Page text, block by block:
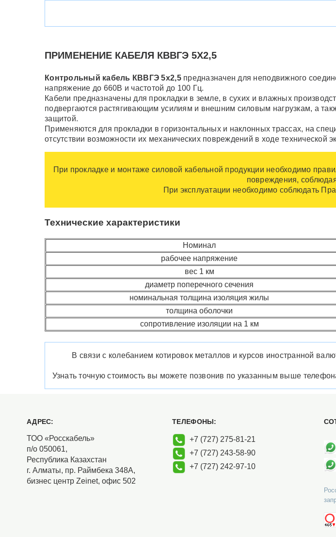
ПРИМЕНЕНИЕ КАБЕЛЯ КВВГЭ 5Х2,5
Контрольный кабель КВВГЭ 5х2,5 предназначен для неподвижного
напряжение до 660В и частотой до 100 Гц.
Кабели предназначены для прокладки в земле, в сухих и влажных
подвергаются растягивающим усилиям и внешним силовым нагрузкам, а
защитой.
Применяются для прокладки в горизонтальных и наклонных трассах, на
отсутствии возможности их механических повреждений в ходе технической
При прокладке и монтаже силовой кабельной продукции необходимо
повреждения,
При эксплуатации необходимо соблюдать
Технические характеристики
Номинал
рабочее напряжение
вес 1 км
диаметр поперечного сечения
номинальная толщина изоляция жилы
толщина оболочки
сопротивление изоляции на 1 км
В связи с колебанием котировок металлов и курсов иностранной
Узнать точную стоимость вы можете позвонив по указанным выше
АДРЕС:
ТОО «Росскабель»
п/о 050061,
Республика Казахстан
г. Алматы, пр. Раймбека 348А,
бизнес центр Zeinet, офис 502
ТЕЛЕФОНЫ:
+7 (727) 275-81-21
+7 (727) 243-58-90
+7 (727) 242-97-10